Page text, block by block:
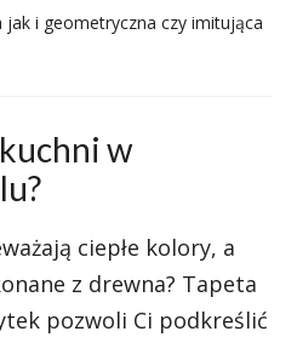
i geometryczna czy imitująca
w
ciepłe kolory, a
z drewna? Tapeta
pozwoli Ci podkreślić